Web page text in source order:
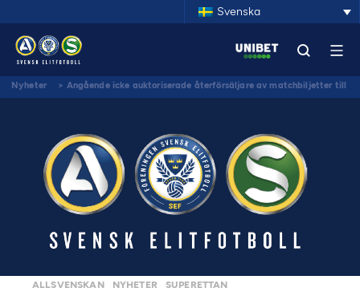
Svenska
Nyheter > Angående icke auktoriserade återförsäljare av matchbiljetter till
ALLSVENSKAN NYHETER SUPERETTAN